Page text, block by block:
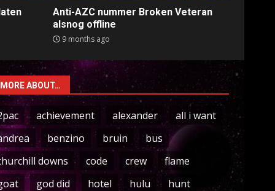
Anti-AZC nummer Broken Veteran
alsnog offline
9 months ago
MORE ABOUT…
achievement alexander
all i want
benzino bruin
bus
downs
code crew
flame
god did hotel hulu
hunt